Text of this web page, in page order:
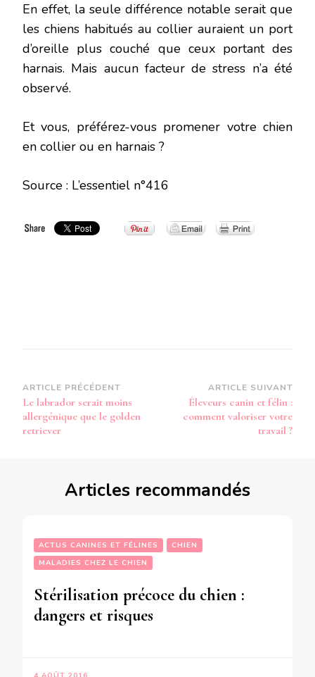
En effet, la seule différence notable serait que
les chiens habitués au collier auraient un port
d’oreille plus couché que ceux portant des
harnais. Mais aucun facteur de stress n’a été
observé.
Et vous, préférez-vous promener votre chien
en collier ou en harnais ?
Source : L’essentiel n°416
Navigation
d’article
ARTICLE PRÉCÉDENT
Le labrador serait moins
allergénique que le golden
retriever
ARTICLE SUIVANT
Éleveurs canin et félin :
comment valoriser votre
travail ?
Articles recommandés
ACTUS CANINES ET FÉLINES
CHIEN
MALADIES CHEZ LE CHIEN
Stérilisation précoce du chien :
dangers et risques